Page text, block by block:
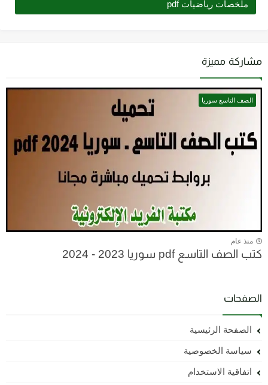
ملخصات رياضيات pdf
مشاركة مميزة
الصف التاسع سوريا
منذ عام
كتب الصف التاسع pdf سوريا 2023 - 2024
الصفحات
الصفحة الرئيسية
سياسة الخصوصية
اتفاقية الاستخدام